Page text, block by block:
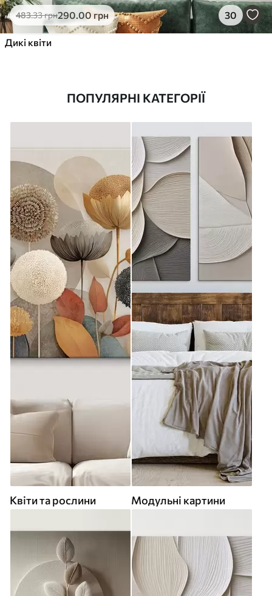
483.33грн290.00 грн 30
Дикі квіти
ПОПУЛЯРНІ КАТЕГОРІЇ
Квіти та рослини Модульні картини